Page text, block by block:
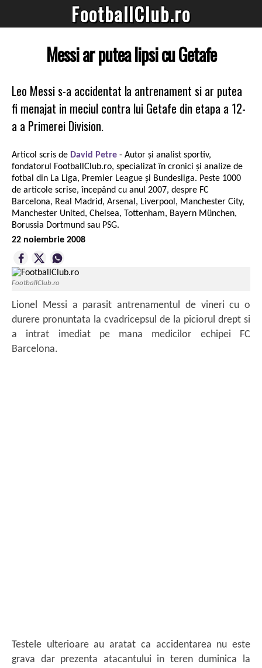
FootballClub.ro
Messi ar putea lipsi cu Getafe
Leo Messi s-a accidentat la antrenament si ar putea
fi menajat in meciul contra lui Getafe din etapa a 12-
a a Primerei Division.
Articol scris de David Petre - Autor și analist sportiv,
fondatorul FootballClub.ro, specializat în cronici și analize de
fotbal din La Liga, Premier League și Bundesliga. Peste 1000
de articole scrise, începând cu anul 2007, despre FC
Barcelona, Real Madrid, Arsenal, Liverpool, Manchester City,
Manchester United, Chelsea, Tottenham, Bayern München,
Borussia Dortmund sau PSG.
22 noiembrie 2008
FootballClub.ro
Lionel Messi a parasit antrenamentul de vineri cu o
durere pronuntata la cvadricepsul de la piciorul drept si
a intrat imediat pe mana medicilor echipei FC
Barcelona.
Testele ulterioare au aratat ca accidentarea nu este
grava dar prezenta atacantului in teren duminica la